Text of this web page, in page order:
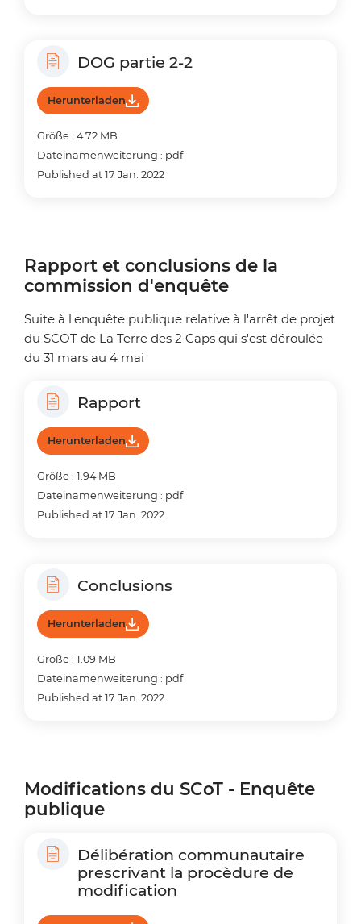
DOG partie 2-2
Herunterladen
Größe : 4.72 MB
Dateinamenweiterung : pdf
Published at 17 Jan. 2022
Rapport et conclusions de la
commission d'enquête
Suite à l'enquête publique relative à l'arrêt de projet
du SCOT de La Terre des 2 Caps qui s'est déroulée
du 31 mars au 4 mai
Rapport
Herunterladen
Größe : 1.94 MB
Dateinamenweiterung : pdf
Published at 17 Jan. 2022
Conclusions
Herunterladen
Größe : 1.09 MB
Dateinamenweiterung : pdf
Published at 17 Jan. 2022
Modifications du SCoT - Enquête
publique
Délibération communautaire
prescrivant la procèdure de
modification